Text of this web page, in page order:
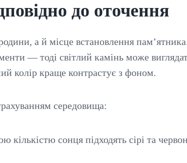
до оточення
а й місце встановлення
— тоді світлий камінь може
колір краще контрастує з фоном.
середовища:
кількістю сонця підходять сірі та